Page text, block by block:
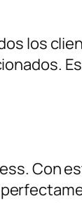
los
Con